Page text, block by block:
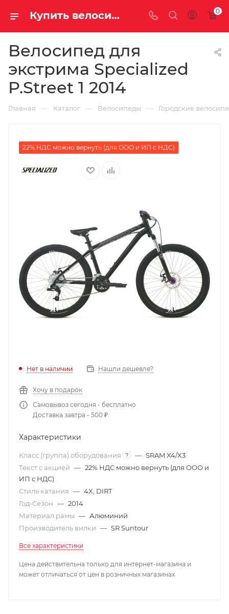
Купить велосипед для экстрима Specialized P.Street 1 2014 за 31730.00000000 руб. в Саратове и Энгельсе 0
Велосипед для
экстрима Specialized
P.Street 1 2014
Главная — Каталог — Велосипеды — Городские
22% НДС можно вернуть (для ООО и ИП с НДС)
Нет в наличии Нашли дешевле?
Хочу в подарок
Самовывоз сегодня - бесплатно
Доставка завтра - 500 ₽
Характеристики
Класс (группа) оборудования ? — SRAM X4/X3
Текст с акцией — 22% НДС можно вернуть (для ООО и
ИП с НДС)
Стиль катания — 4X, DIRT
Год-Сезон — 2014
Материал рамы — Алюминий
Производитель вилки — SR Suntour
Все характеристики
Цена действительна только для интернет-магазина и
может отличаться от цен в розничных магазинах